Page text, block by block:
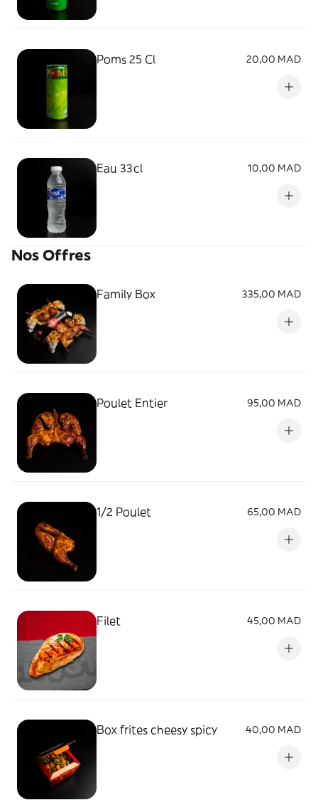
Poms 25 Cl 20,00 MAD
Eau 33cl 10,00 MAD
Nos Offres
Family Box 335,00 MAD
Poulet Entier 95,00 MAD
1/2 Poulet 65,00 MAD
Filet 45,00 MAD
Box frites cheesy spicy 40,00 MAD